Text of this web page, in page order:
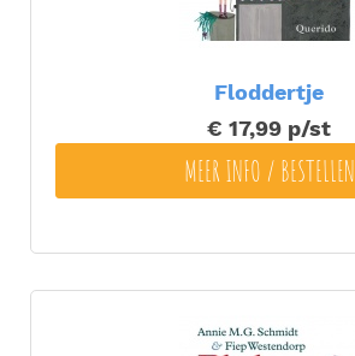
Floddertje
€ 17,99 p/st
MEER INFO / BESTELLEN